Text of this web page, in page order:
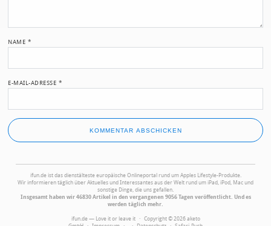
NAME *
E-MAIL-ADRESSE *
ifun.de ist das dienstälteste europäische Onlineportal rund um Apples Lifestyle-Produkte.
Wir informieren täglich über Aktuelles und Interessantes aus der Welt rund um iPad, iPod, Mac und
sonstige Dinge, die uns gefallen.
Insgesamt haben wir 46830 Artikel in den vergangenen 9056 Tagen veröffentlicht. Und es
werden täglich mehr.
ifun.de — Love it or leave it · Copyright © 2026 aketo